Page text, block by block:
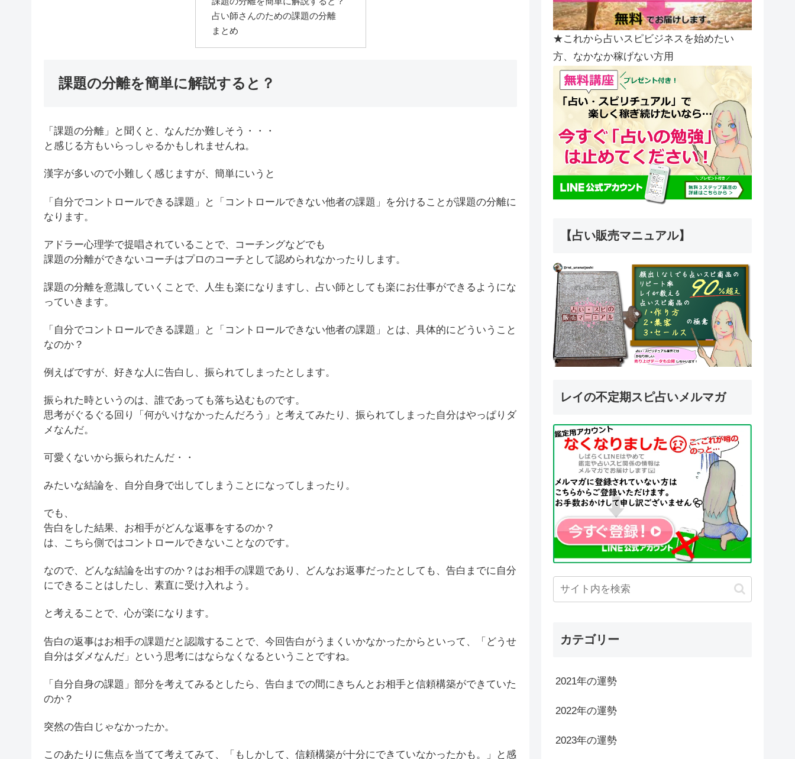
占い師さんのための課題の分離
まとめ
課題の分離を簡単に解説すると？
「課題の分離」と聞くと、なんだか難しそう・・・
と感じる方もいらっしゃるかもしれませんね。
漢字が多いので小難しく感じますが、簡単にいうと
「自分でコントロールできる課題」と「コントロールできない他者の課題」を分けることが課題の分離に
なります。
アドラー心理学で提唱されていることで、コーチングなどでも
課題の分離ができないコーチはプロのコーチとして認められなかったりします。
課題の分離を意識していくことで、人生も楽になりますし、占い師としても楽にお仕事ができるようにな
っていきます。
「自分でコントロールできる課題」と「コントロールできない他者の課題」とは、具体的にどういうこと
なのか？
例えばですが、好きな人に告白し、振られてしまったとします。
振られた時というのは、誰であっても落ち込むものです。
思考がぐるぐる回り「何がいけなかったんだろう」と考えてみたり、振られてしまった自分はやっぱりダ
メなんだ。
可愛くないから振られたんだ・・
みたいな結論を、自分自身で出してしまうことになってしまったり。
でも、
告白をした結果、お相手がどんな返事をするのか？
は、こちら側ではコントロールできないことなのです。
なので、どんな結論を出すのか？はお相手の課題であり、どんなお返事だったとしても、告白までに自分
にできることはしたし、素直に受け入れよう。
と考えることで、心が楽になります。
告白の返事はお相手の課題だと認識することで、今回告白がうまくいかなかったからといって、「どうせ
自分はダメなんだ」という思考にはならなくなるということですね。
「自分自身の課題」部分を考えてみるとしたら、告白までの間にきちんとお相手と信頼構築ができていた
のか？
突然の告白じゃなかったか。
このあたりに焦点を当てて考えてみて、「もしかして、信頼構築が十分にできていなかったかも。」と感
★これから占いスピビジネスを始めたい
方、なかなか稼げない方用
【占い販売マニュアル】
レイの不定期スピ占いメルマガ
カテゴリー
2021年の運勢
2022年の運勢
2023年の運勢